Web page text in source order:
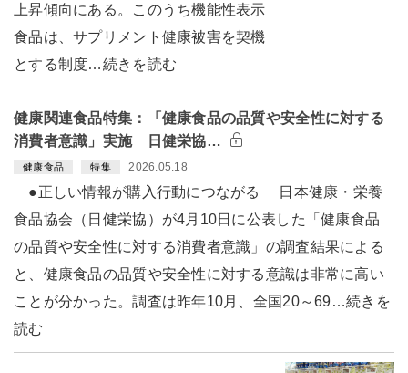
上昇傾向にある。このうち機能性表示
食品は、サプリメント健康被害を契機
とする制度…続きを読む
健康関連食品特集：「健康食品の品質や安全性に対する
消費者意識」実施 日健栄協…
健康食品 特集 2026.05.18
●正しい情報が購入行動につながる 日本健康・栄養
食品協会（日健栄協）が4月10日に公表した「健康食品
の品質や安全性に対する消費者意識」の調査結果による
と、健康食品の品質や安全性に対する意識は非常に高い
ことが分かった。調査は昨年10月、全国20～69…続きを
読む